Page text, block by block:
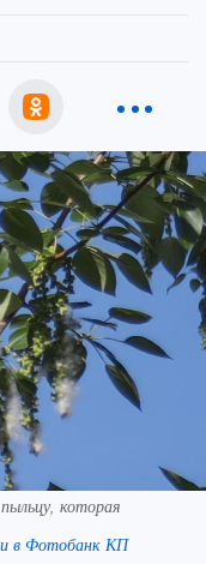
которая
в Фотобанк КП